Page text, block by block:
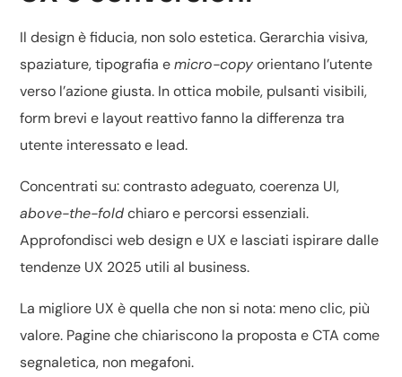
Il design è fiducia, non solo estetica. Gerarchia visiva,
spaziature, tipografia emicro-copyorientano l’utente
verso l’azione giusta. In ottica mobile, pulsanti visibili,
form brevi e layout reattivo fanno la differenza tra
utente interessato e lead.
Concentrati su: contrasto adeguato, coerenza UI,
above-the-foldchiaro e percorsi essenziali.
Approfondisciweb design e UX e lasciati ispirare dalle
tendenze UX 2025 utili al business.
La migliore UX è quella che non si nota: meno clic, più
valore. Pagine che chiariscono la proposta e CTA come
segnaletica, non megafoni.